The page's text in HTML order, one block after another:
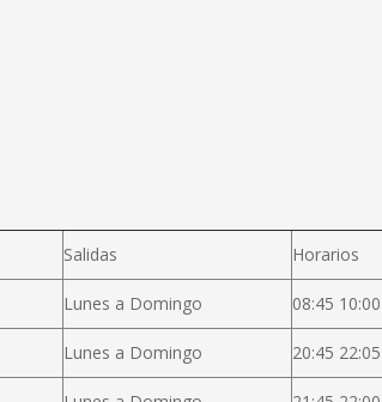
Salidas Horarios
Lunes a Domingo 08:45
Lunes a Domingo 20:45